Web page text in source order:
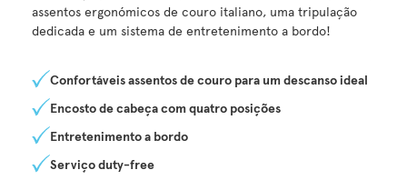
assentos ergonómicos de couro italiano, uma tripulação
dedicada e um sistema de entretenimento a bordo!
Confortáveis assentos de couro para um descanso ideal
Encosto de cabeça com quatro posições
Entretenimento a bordo
Serviço duty-free